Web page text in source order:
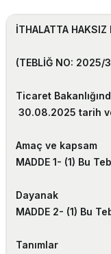
İTHALATTA HAKSIZ
(TEBLİĞ NO: 2025/
Ticaret
30.08.2025 tarih
Amaç ve kapsam
MADDE 1- (1) Bu
Dayanak
MADDE 2- (1) Bu
Tanımlar